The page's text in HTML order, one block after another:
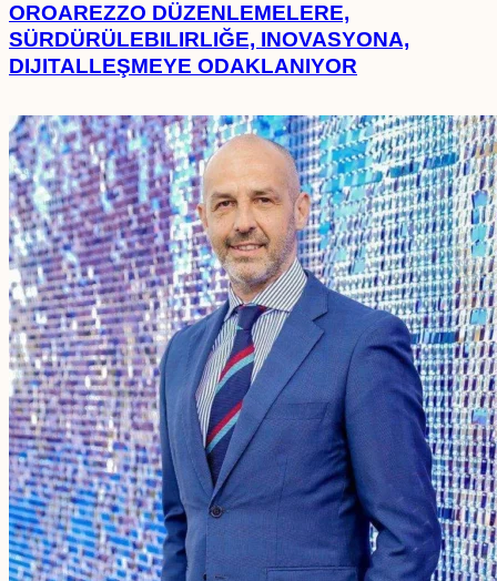
OROAREZZO DÜZENLEMELERE,
SÜRDÜRÜLEBILIRLIĞE, INOVASYONA,
DIJITALLEŞMEYE ODAKLANIYOR